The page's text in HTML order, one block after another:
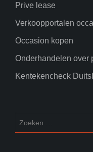
Prive lease
Verkoopportalen
Occasion kopen
Onderhandelen over
Kentekencheck